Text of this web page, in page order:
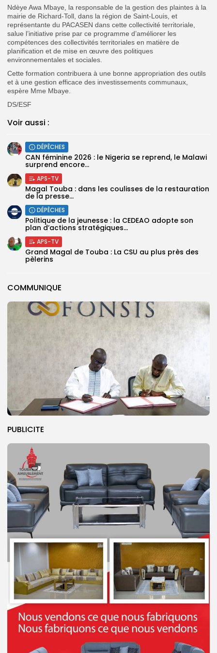
COMMUNIQUE
PUBLICITE
Ndèye Awa Mbaye, la responsable de la gestion des plaintes à la
mairie de Richard-Toll, dans la région de Saint-Louis, et
représentante du PACASEN dans cette collectivité territoriale,
salue l’initiative prise par ce programme d’améliorer les
compétences des collectivités territoriales en matière de
planification et de mise en œuvre des politiques
environnementales et sociales.
Cette formation contribuera à une bonne appropriation des outils
et à une gestion efficace des investissements communaux,
espère Mme Mbaye.
DS/ESF
Voir aussi :
DÉPÊCHES
‎CAN féminine 2026 : le Nigeria se reprend, le Malawi
surprend encore...
APS-TV
Magal Touba : dans les coulisses de la restauration
de la presse...
DÉPÊCHES
Politique de la jeunesse : la CEDEAO adopte son
plan d’actions stratégiques...
APS-TV
Grand Magal de Touba : La CSU au plus près des
pèlerins